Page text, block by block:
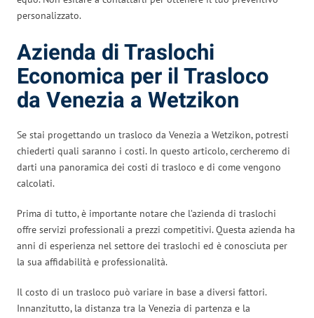
personalizzato.
Azienda di Traslochi
Economica per il Trasloco
da Venezia a Wetzikon
Se stai progettando un trasloco da Venezia a Wetzikon, potresti
chiederti quali saranno i costi. In questo articolo, cercheremo di
darti una panoramica dei costi di trasloco e di come vengono
calcolati.
Prima di tutto, è importante notare che l’azienda di traslochi
offre servizi professionali a prezzi competitivi. Questa azienda ha
anni di esperienza nel settore dei traslochi ed è conosciuta per
la sua affidabilità e professionalità.
Il costo di un trasloco può variare in base a diversi fattori.
Innanzitutto, la distanza tra la Venezia di partenza e la